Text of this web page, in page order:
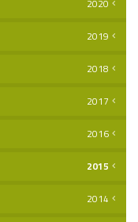
2020
2019
2018
2017
2016
2015
2014